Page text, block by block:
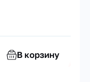
В корзину